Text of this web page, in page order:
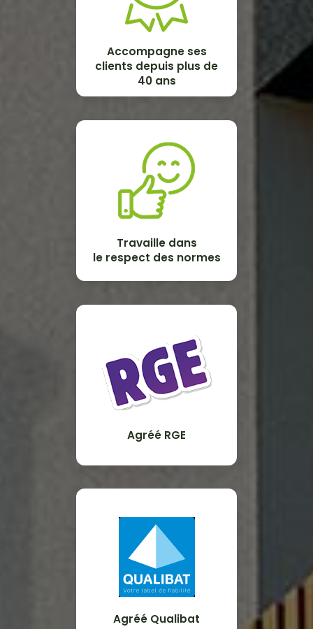
Accompagne ses
clients depuis plus de
40 ans
Travaille dans
le respect des normes
Agréé RGE
Agréé Qualibat